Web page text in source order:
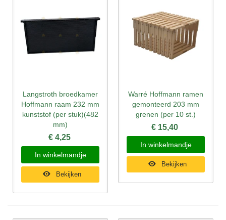
Langstroth broedkamer
Hoffmann raam 232 mm
kunststof (per stuk)(482
mm)
€ 4,25
In winkelmandje
Bekijken
Warré Hoffmann ramen
gemonteerd 203 mm
grenen (per 10 st.)
€ 15,40
In winkelmandje
Bekijken